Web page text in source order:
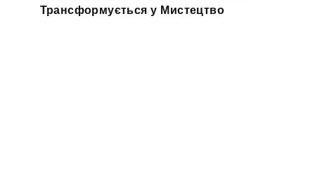
Трансформується у Мистецтво